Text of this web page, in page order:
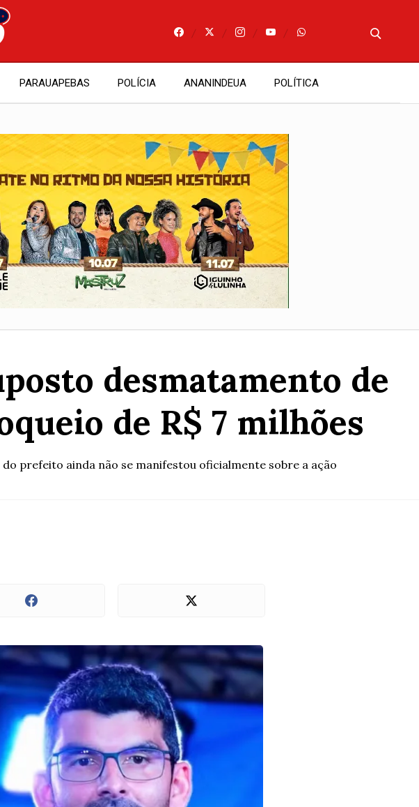
PARAUAPEBAS POLÍCIA ANANINDEUA POLÍTICA
desmatamento de
de R$ 7 milhões
prefeito ainda não se manifestou oficialmente sobre a ação